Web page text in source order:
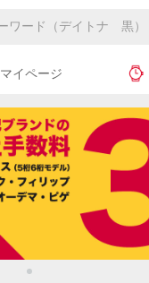
マイページ